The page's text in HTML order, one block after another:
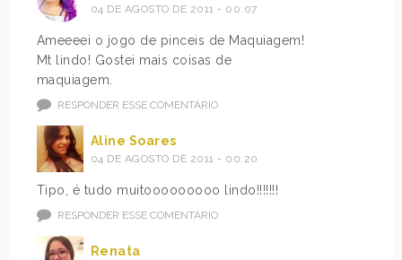
04 DE AGOSTO DE 2011 - 00:07
Ameeeei o jogo de pinceis de Maquiagem!
Mt lindo! Gostei mais coisas de
maquiagem.
RESPONDER ESSE COMENTÁRIO
Aline Soares
04 DE AGOSTO DE 2011 - 00:20
Tipo, é tudo muitooooooooo lindo!!!!!!!
RESPONDER ESSE COMENTÁRIO
Renata